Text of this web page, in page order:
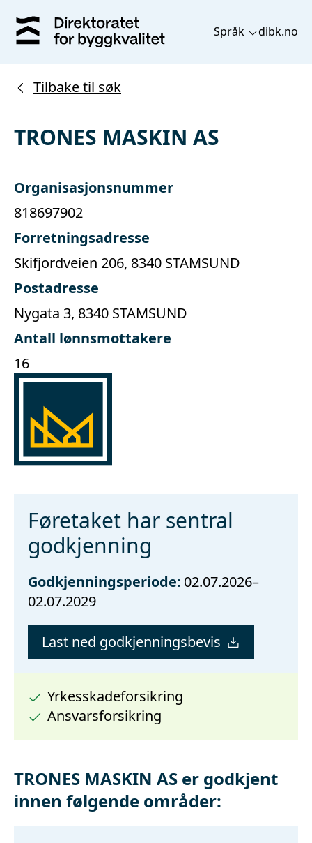
Språk dibk.no
Tilbake til søk
TRONES MASKIN AS
Organisasjonsnummer
818697902
Forretningsadresse
Skifjordveien 206, 8340 STAMSUND
Postadresse
Nygata 3, 8340 STAMSUND
Antall lønnsmottakere
16
Føretaket har sentral
godkjenning
Godkjenningsperiode: 02.07.2026–
02.07.2029
Last ned godkjenningsbevis
Yrkesskadeforsikring
Ansvarsforsikring
TRONES MASKIN AS er godkjent
innen følgende områder: